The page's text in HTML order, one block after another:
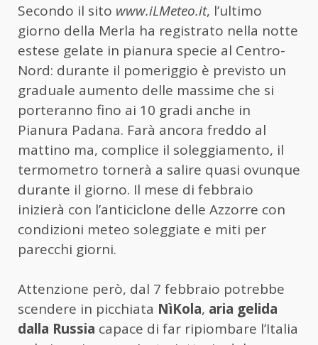
Secondo il sito www.iLMeteo.it, l’ultimo
giorno della Merla ha registrato nella notte
estese gelate in pianura specie al Centro-
Nord: durante il pomeriggio è previsto un
graduale aumento delle massime che si
porteranno fino ai 10 gradi anche in
Pianura Padana. Farà ancora freddo al
mattino ma, complice il soleggiamento, il
termometro tornerà a salire quasi ovunque
durante il giorno. Il mese di febbraio
inizierà con l’anticiclone delle Azzorre con
condizioni meteo soleggiate e miti per
parecchi giorni.
Attenzione però, dal 7 febbraio potrebbe
scendere in picchiata NìKola, aria gelida
dalla Russia capace di far ripiombare l’Italia